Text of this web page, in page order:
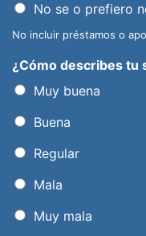
No se o prefiero
No incluir préstamos o
¿Cómo describes tu
Muy buena
Buena
Regular
Mala
Muy mala